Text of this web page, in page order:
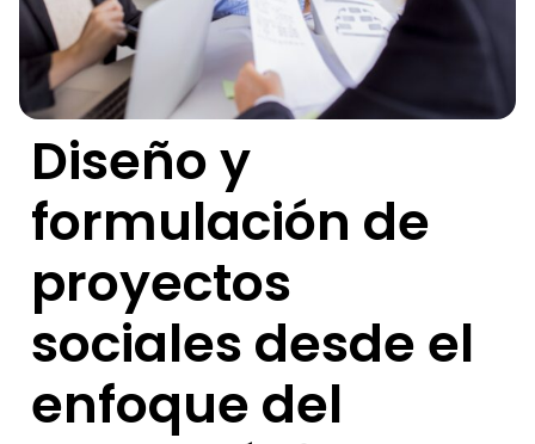
Diseño y
formulación de
proyectos
sociales desde el
enfoque del